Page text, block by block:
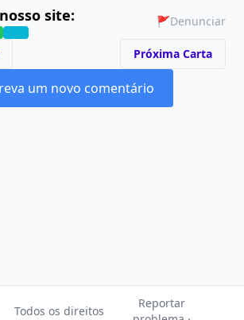
site: 🚩Denunciar
Próxima Carta
um novo comentário
Todos os direitos
Reportar